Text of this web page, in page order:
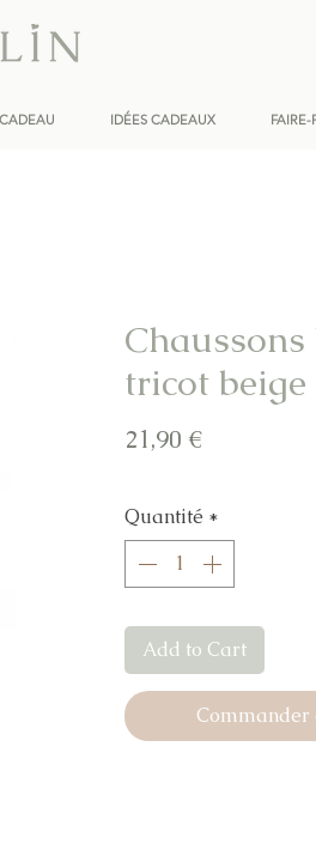
IDÉES CADEAUX FAIRE-
Chaussons
tricot
21,90 €Prix
Quantité *
Add to Cart
Commander